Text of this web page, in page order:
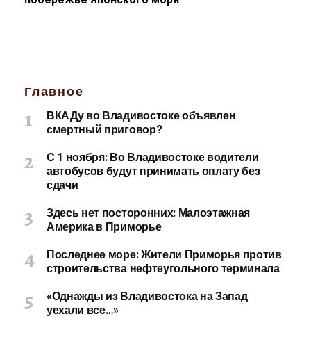
Главное
ВКАДу во Владивостоке объявлен
смертный приговор?
С 1 ноября: Во Владивостоке водители
автобусов будут принимать оплату без
сдачи
Здесь нет посторонних: Малоэтажная
Америка в Приморье
Последнее море: Жители Приморья против
строительства нефтеугольного терминала
«Однажды из Владивостока на Запад
уехали все…»